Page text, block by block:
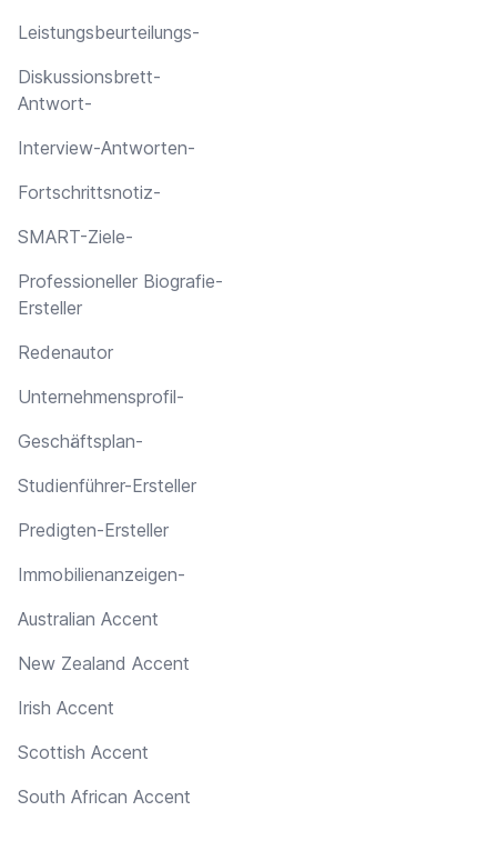
Leistungsbeurteilungs-
Diskussionsbrett-
Antwort-
Interview-Antworten-
Fortschrittsnotiz-
SMART-Ziele-
Professioneller Biografie-
Ersteller
Redenautor
Unternehmensprofil-
Geschäftsplan-
Studienführer-Ersteller
Predigten-Ersteller
Immobilienanzeigen-
Australian Accent
New Zealand Accent
Irish Accent
Scottish Accent
South African Accent